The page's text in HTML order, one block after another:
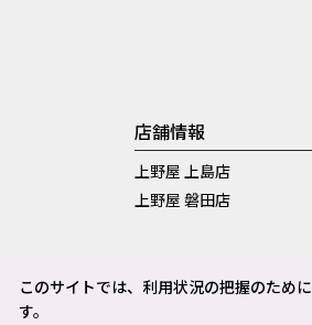
店舗情報
上野屋 上島店
上野屋 磐田店
このサイトでは、利用状況の把握のため
す。